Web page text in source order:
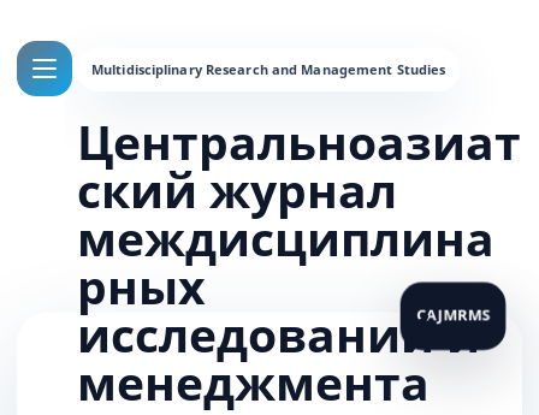
Центральноазиат
ский журнал
междисциплина
рных
исследований и
менеджмента